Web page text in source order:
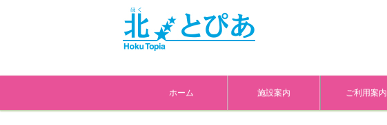
ホーム 施設案内 ご利用案内